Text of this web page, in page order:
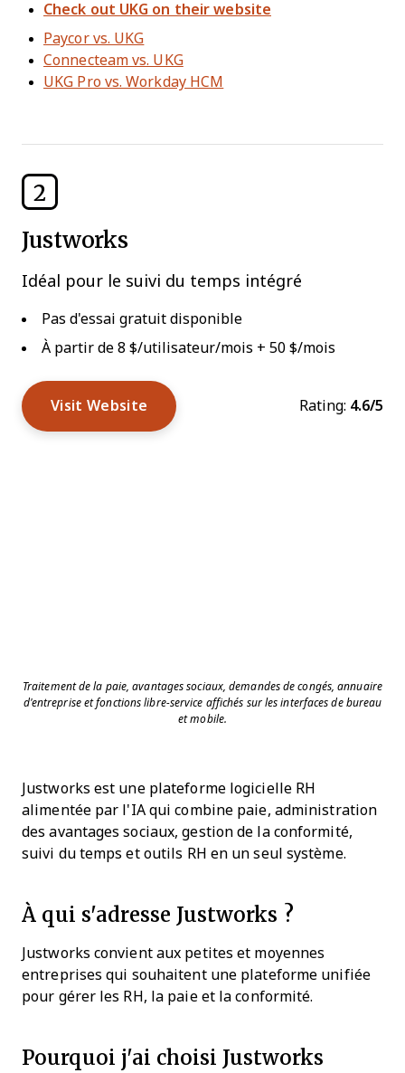
Check out UKG on their website
Paycor vs. UKG
Connecteam vs. UKG
UKG Pro vs. Workday HCM
2
Justworks
Idéal pour le suivi du temps intégré
Pas d'essai gratuit disponible
À partir de 8 $/utilisateur/mois + 50 $/mois
Visit Website Rating: 4.6/5
Traitement de la paie, avantages sociaux, demandes de congés, annuaire
d'entreprise et fonctions libre-service affichés sur les interfaces de bureau
et mobile.
Justworks est une plateforme logicielle RH
alimentée par l'IA qui combine paie, administration
des avantages sociaux, gestion de la conformité,
suivi du temps et outils RH en un seul système.
À qui s'adresse Justworks ?
Justworks convient aux petites et moyennes
entreprises qui souhaitent une plateforme unifiée
pour gérer les RH, la paie et la conformité.
Pourquoi j'ai choisi Justworks